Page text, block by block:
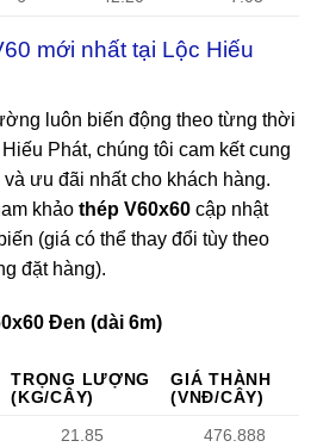
mới nhất tại Lộc Hiếu
luôn biến động theo từng thời
Phát, chúng tôi cam kết cung
ưu đãi nhất cho khách hàng.
khảo thép V60x60 cập nhật
(giá có thể thay đổi tùy theo
đặt hàng).
Đen (dài 6m)
TRỌNG LƯỢNG
(KG/CÂY)
GIÁ THÀNH
(VNĐ/CÂY)
21.85 476.888